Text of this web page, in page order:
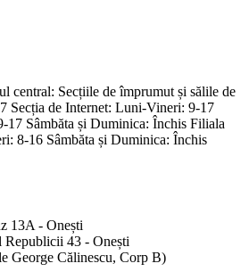
central: Secțiile de împrumut și sălile de
Secția de Internet: Luni-Vineri: 9-17
Sâmbăta și Duminica: Închis Filiala
8-16 Sâmbăta și Duminica: Închis
13A - Onești
Republicii 43 - Onești
George Călinescu, Corp B)